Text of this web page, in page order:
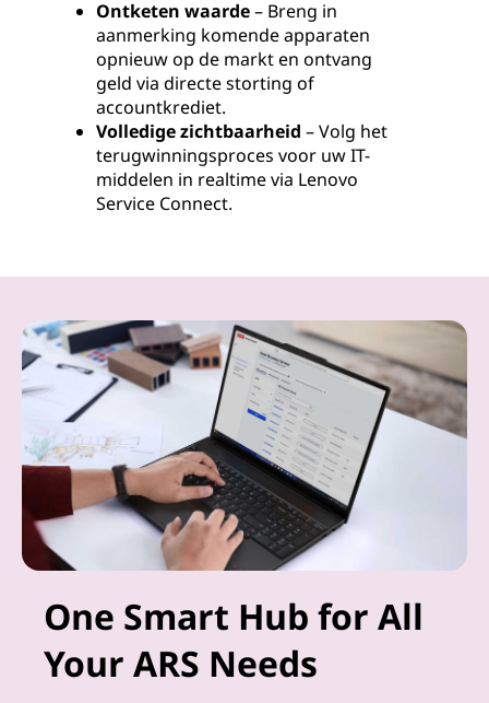
Ontketen waarde– Breng in
aanmerking komende apparaten
opnieuw op de markt en ontvang
geld via directe storting of
accountkrediet.
Volledige zichtbaarheid – Volg het
terugwinningsproces voor uw IT-
middelen in realtime via Lenovo
Service Connect.
One Smart Hub for All
Your ARS Needs